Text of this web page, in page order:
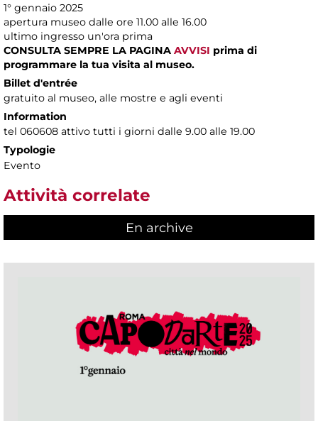
1° gennaio 2025
apertura museo dalle ore 11.00 alle 16.00
ultimo ingresso un'ora prima
CONSULTA SEMPRE LA PAGINA AVVISI prima di
programmare la tua visita al museo.
Billet d'entrée
gratuito al museo, alle mostre e agli eventi
Information
tel 060608 attivo tutti i giorni dalle 9.00 alle 19.00
Typologie
Evento
Attività correlate
En archive